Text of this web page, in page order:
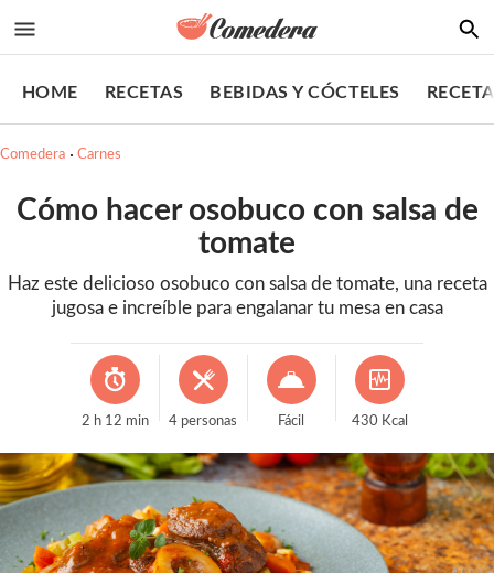
HOME RECETAS BEBIDAS Y CÓCTELES
Comedera Carnes
Cómo hacer osobuco con salsa de
tomate
Haz este delicioso osobuco con salsa de tomate, una receta
jugosa e increíble para engalanar tu mesa en casa
2 h 12 min 4 personas Fácil 430 Kcal